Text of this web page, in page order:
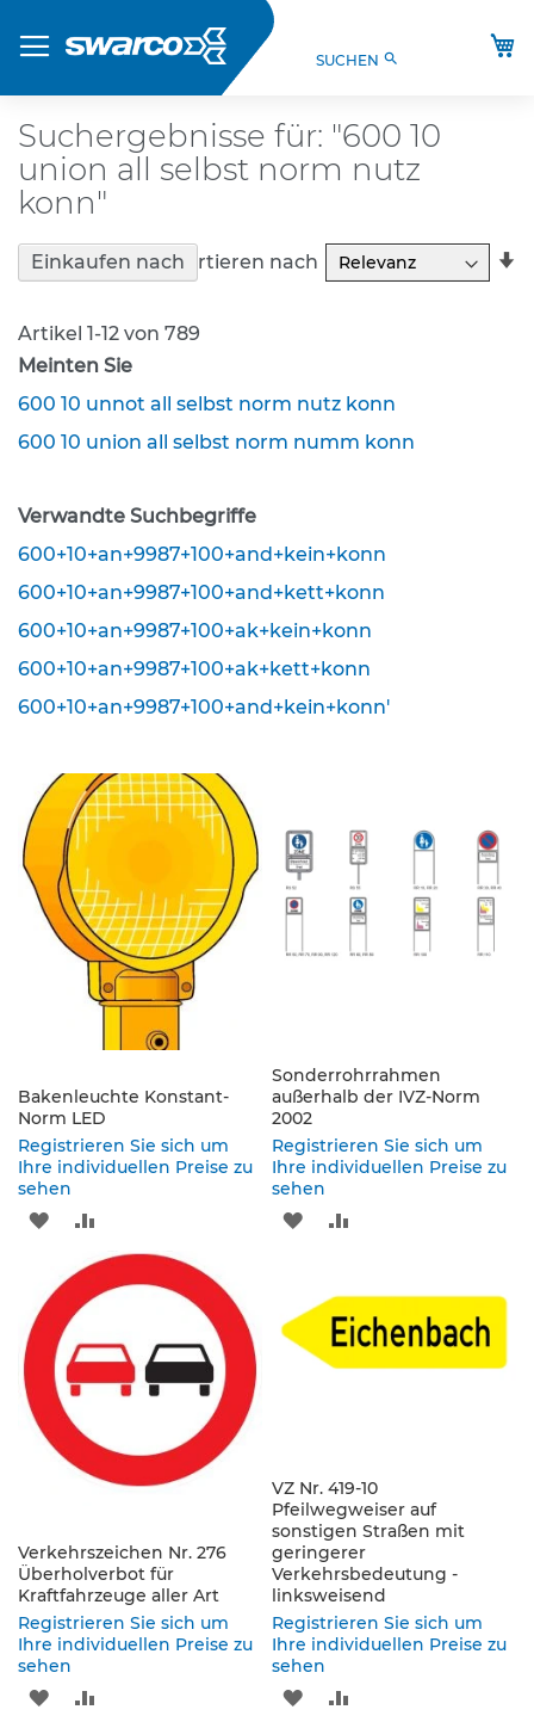
zum
Inhalt
t
V
O
V
e
r
k
e
r
s
e
i
c
e
n
l
e
i
n
c
d
S
t
V
a
t
z
z
e
i
c
n
W
e
d
e
B
e
s
c
h
i
SUCHEN search
Suchergebnisse für: "600 10
union all selbst norm nutz
konn"
Artikel 1-12 von 789
Sortieren nach
Meinten Sie
600 10 unnot all selbst norm nutz konn
600 10 union all selbst norm numm konn
Verwandte Suchbegriffe
600+10+an+9987+100+and+kein+konn
600+10+an+9987+100+and+kett+konn
600+10+an+9987+100+ak+kein+konn
600+10+an+9987+100+ak+kett+konn
600+10+an+9987+100+and+kein+konn'
Bakenleuchte Konstant-
Norm LED
Registrieren Sie sich um
Ihre individuellen Preise zu
sehen
ZUR
WUNSCHLISTE
HINZUFÜGEN
VERGLEICHSLISTE
HINZUFÜGEN
Sonderrohrrahmen
außerhalb der IVZ-Norm
2002
Registrieren Sie sich um
Ihre individuellen Preise zu
sehen
ZUR
HINZUFÜGEN
HINZUFÜGEN
Verkehrszeichen Nr. 276
Überholverbot für
Kraftfahrzeuge aller Art
Registrieren Sie sich um
Ihre individuellen Preise zu
sehen
ZUR
VZ Nr. 419-10
Pfeilwegweiser auf
sonstigen Straßen mit
geringerer
Verkehrsbedeutung -
linksweisend
Registrieren Sie sich um
Ihre individuellen Preise zu
sehen
ZUR
Einkaufen nach